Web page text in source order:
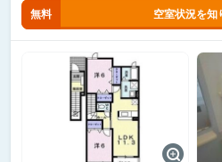
無料 空室状況を知